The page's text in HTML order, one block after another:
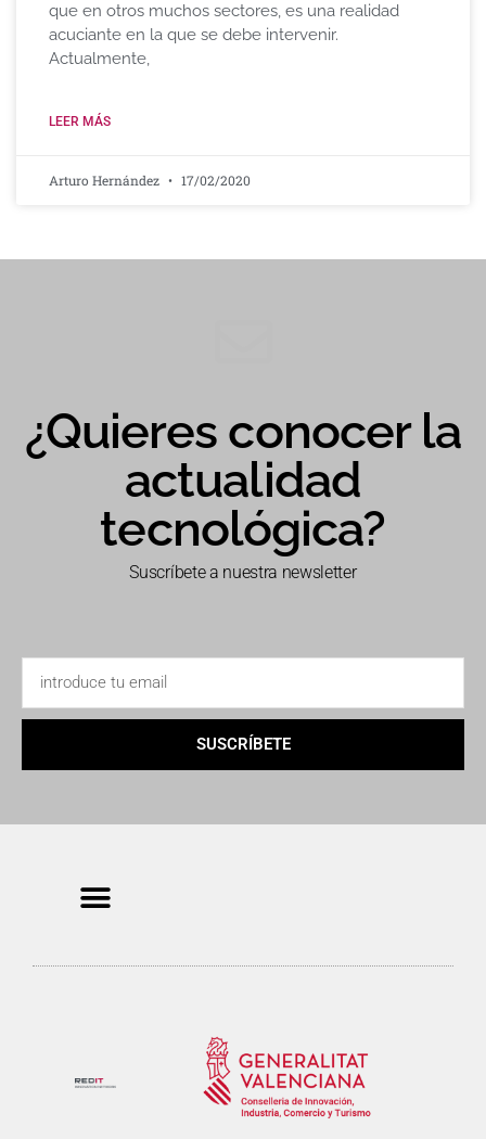
que en otros muchos sectores, es una realidad
acuciante en la que se debe intervenir.
Actualmente,
LEER MÁS
Arturo Hernández 17/02/2020
¿Quieres conocer la
actualidad
tecnológica?
Suscríbete a nuestra newsletter
SUSCRÍBETE